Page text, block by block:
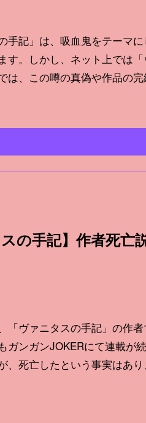
手記」は、吸血鬼をテーマ
す。しかし、ネット上では
は、この噂の真偽や作品の
スの手記】作者死亡
「ヴァニタスの手記」の作
ガンガンJOKERにて連載が
、死亡したという事実はあ